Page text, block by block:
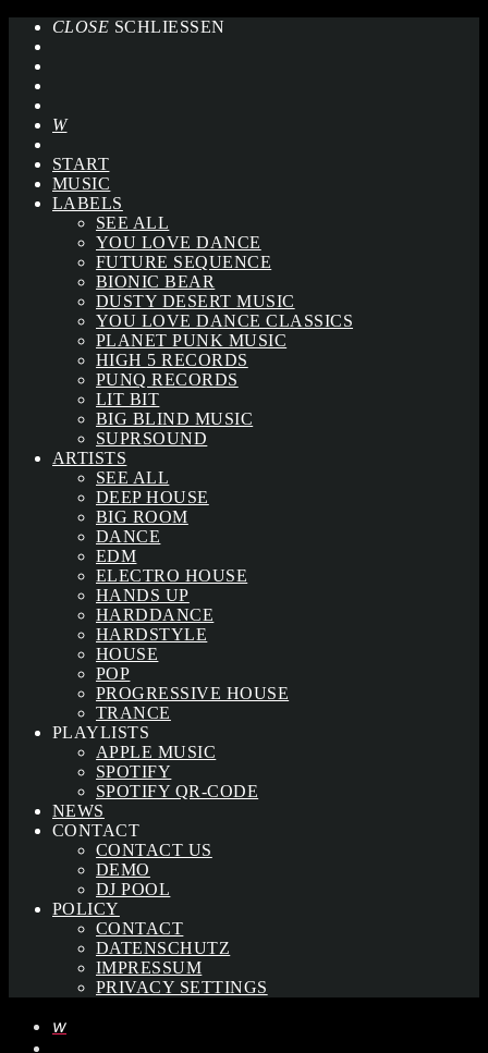
CLOSE SCHLIESSEN
START
MUSIC
LABELS
SEE ALL
YOU LOVE DANCE
FUTURE SEQUENCE
BIONIC BEAR
DUSTY DESERT MUSIC
YOU LOVE DANCE CLASSICS
PLANET PUNK MUSIC
HIGH 5 RECORDS
PUNQ RECORDS
LIT BIT
BIG BLIND MUSIC
SUPRSOUND
ARTISTS
SEE ALL
DEEP HOUSE
BIG ROOM
DANCE
EDM
ELECTRO HOUSE
HANDS UP
HARDDANCE
HARDSTYLE
HOUSE
POP
PROGRESSIVE HOUSE
TRANCE
PLAYLISTS
APPLE MUSIC
SPOTIFY
SPOTIFY QR-CODE
NEWS
CONTACT
CONTACT US
DEMO
DJ POOL
POLICY
CONTACT
DATENSCHUTZ
IMPRESSUM
PRIVACY SETTINGS